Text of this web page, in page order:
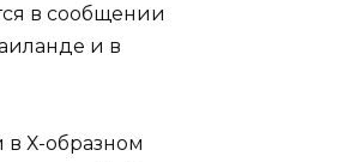
в сообщении
и в
Х-образном